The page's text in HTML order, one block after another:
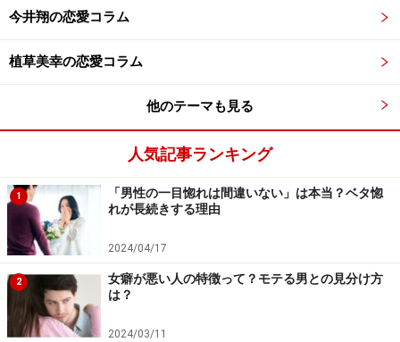
今井翔の恋愛コラム
植草美幸の恋愛コラム
他のテーマも見る
人気記事ランキング
1
「男性の一目惚れは間違いない」は本当？ベタ惚
れが長続きする理由
2024/04/17
2
女癖が悪い人の特徴って？モテる男との見分け方
は？
2024/03/11